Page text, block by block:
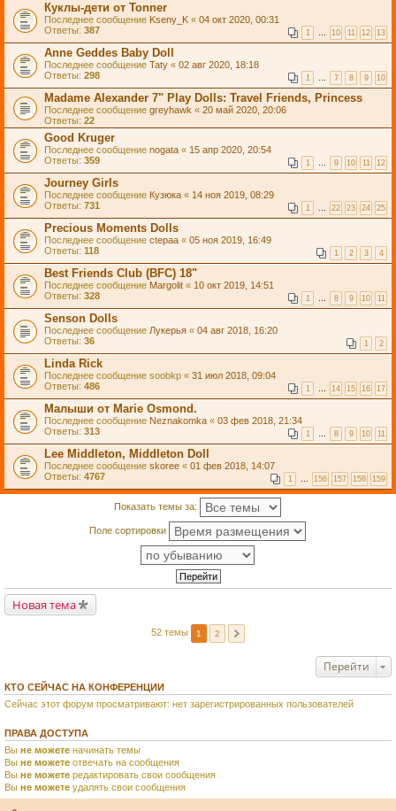
Куклы-дети от Tonner
Последнее сообщение Kseny_K « 04 окт 2020, 00:31
Ответы: 387 1 … 10 11 12 13
Anne Geddes Baby Doll
Последнее сообщение Taty « 02 авг 2020, 18:18
Ответы: 298 1 … 7 8 9 10
Madame Alexander 7" Play Dolls: Travel Friends, Princess
Последнее сообщение greyhawk « 20 май 2020, 20:06
Ответы: 22
Good Kruger
Последнее сообщение nogata « 15 апр 2020, 20:54
Ответы: 359 1 … 9 10 11 12
Journey Girls
Последнее сообщение Кузюка « 14 ноя 2019, 08:29
Ответы: 731 1 … 22 23 24 25
Precious Moments Dolls
Последнее сообщение ctepaa « 05 ноя 2019, 16:49
Ответы: 118 1 2 3 4
Best Friends Club (BFC) 18"
Последнее сообщение Margolit « 10 окт 2019, 14:51
Ответы: 328 1 … 8 9 10 11
Senson Dolls
Последнее сообщение Лукерья « 04 авг 2018, 16:20
Ответы: 36 1 2
Linda Rick
Последнее сообщение soobkp « 31 июл 2018, 09:04
Ответы: 486 1 … 14 15 16 17
Малыши от Marie Osmond.
Последнее сообщение Neznakomka « 03 фев 2018, 21:34
Ответы: 313 1 … 8 9 10 11
Lee Middleton, Middleton Doll
Последнее сообщение skoree « 01 фев 2018, 14:07
Ответы: 4767 1 … 156 157 158 159
Показать темы за:
Поле сортировки
Новая тема
52 темы 1 2
Перейти
КТО СЕЙЧАС НА КОНФЕРЕНЦИИ
Сейчас этот форум просматривают: нет зарегистрированных пользователей
ПРАВА ДОСТУПА
Вы не можете начинать темы
Вы не можете отвечать на сообщения
Вы не можете редактировать свои сообщения
Вы не можете удалять свои сообщения